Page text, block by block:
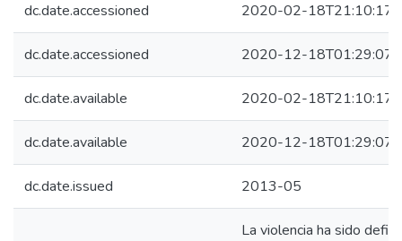
dc.date.accessioned 2020-02-18T21:10:17Z
dc.date.accessioned 2020-12-18T01:29:07Z
dc.date.available 2020-02-18T21:10:17Z
dc.date.available 2020-12-18T01:29:07Z
dc.date.issued 2013-05
La violencia ha sido